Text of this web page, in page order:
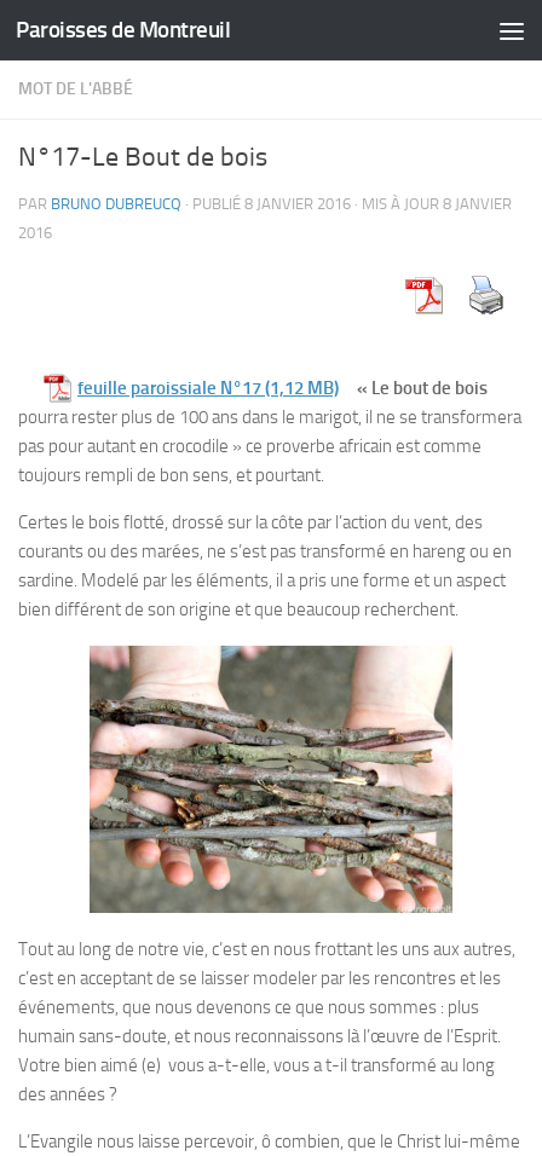
Skip to content
Paroisses de Montreuil
MOT DE L'ABBÉ
N°17-Le Bout de bois
PAR BRUNO DUBREUCQ · PUBLIÉ 8 JANVIER 2016 · MIS À JOUR 8 JANVIER
2016
feuille paroissiale N°17
« Le bout de bois
pourra rester plus de 100 ans dans le marigot, il ne se transformera
pas pour autant en crocodile » ce proverbe africain est comme
toujours rempli de bon sens, et pourtant.
Certes le bois flotté, drossé sur la côte par l’action du vent, des
courants ou des marées, ne s’est pas transformé en hareng ou en
sardine. Modelé par les éléments, il a pris une forme et un aspect
bien différent de son origine et que beaucoup recherchent.
Tout au long de notre vie, c’est en nous frottant les uns aux autres,
c’est en acceptant de se laisser modeler par les rencontres et les
événements, que nous devenons ce que nous sommes : plus
humain sans-doute, et nous reconnaissons là l’œuvre de l’Esprit.
Votre bien aimé (e) vous a-t-elle, vous a t-il transformé au long
des années ?
L’Evangile nous laisse percevoir, ô combien, que le Christ lui-même